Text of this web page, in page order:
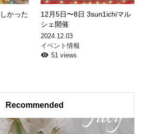
かった
12月5日〜8日 3sun1ichiマル
シェ開催
2024.12.03
イベント情報
51 views
Recommended